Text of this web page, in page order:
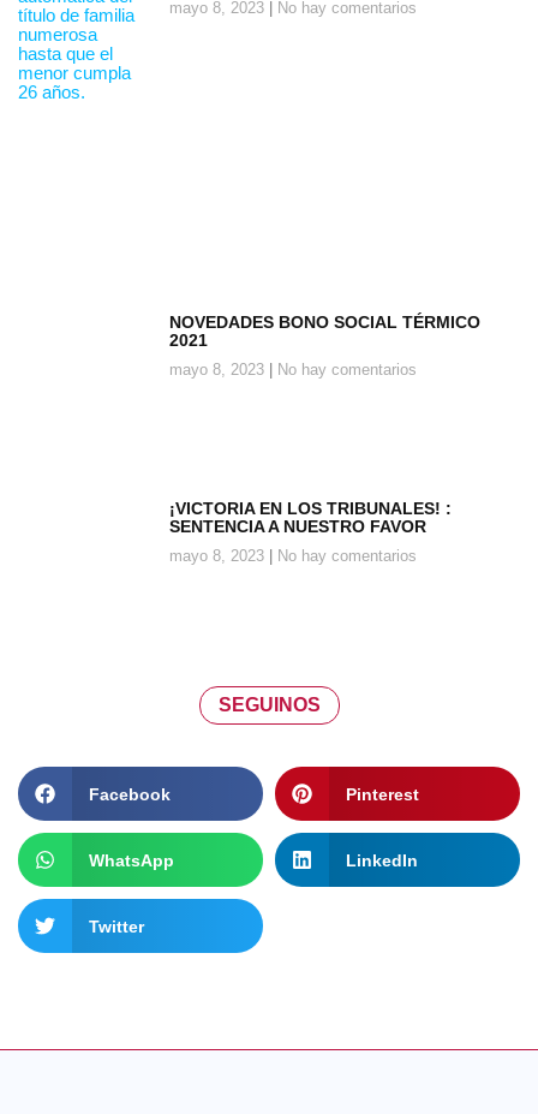
mayo 8, 2023 No hay comentarios
NOVEDADES BONO SOCIAL TÉRMICO
2021
mayo 8, 2023 No hay comentarios
¡VICTORIA EN LOS TRIBUNALES! :
SENTENCIA A NUESTRO FAVOR
mayo 8, 2023 No hay comentarios
SEGUINOS
Facebook Pinterest
WhatsApp LinkedIn
Twitter